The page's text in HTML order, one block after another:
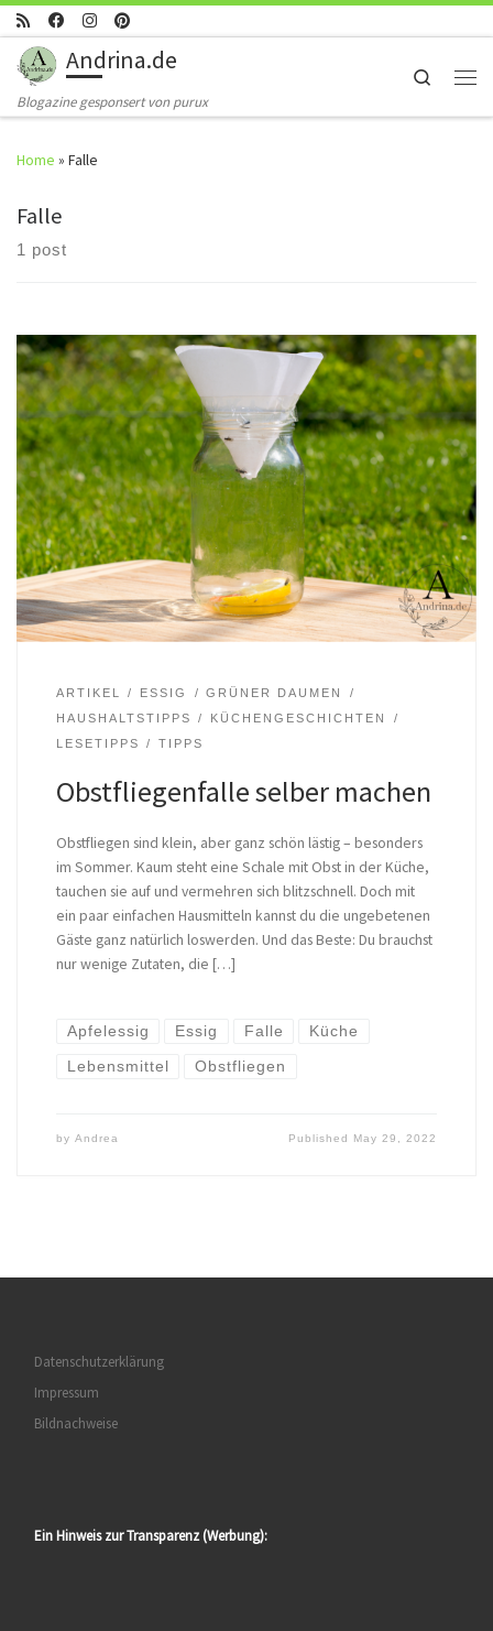
Skip to content
Andrina.de
Blogazine gesponsert von purux
Search
Home » Falle
Falle
1 post
ARTIKEL ESSIG
GRÜNER DAUMEN
HAUSHALTSTIPPS
KÜCHENGESCHICHTEN
LESETIPPS
TIPPS
Obstfliegenfalle selber machen
Obstfliegen sind klein, aber ganz schön lästig – besonders
im Sommer. Kaum steht eine Schale mit Obst in der Küche,
tauchen sie auf und vermehren sich blitzschnell. Doch mit
ein paar einfachen Hausmitteln kannst du die ungebetenen
Gäste ganz natürlich loswerden. Und das Beste: Du brauchst
nur wenige Zutaten, die […]
Apfelessig Essig Falle Küche
Lebensmittel Obstfliegen
by Andrea Published May 29, 2022
Datenschutzerklärung
Impressum
Bildnachweise
Ein Hinweis zur Transparenz (Werbung):